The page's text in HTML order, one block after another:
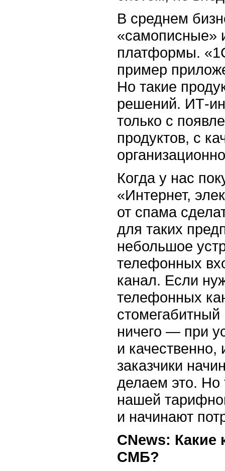
В среднем
«самописные»
платформы.
пример
Но такие
решений. ИТ-
только с
продуктов, с
Когда у нас
«Интернет,
от спама
для таких
небольшое
телефонных
канал. Если
телефонных
ничего — при
и
заказчики
делаем это. Но
нашей
и начинают
CNews: Какие
СМБ?